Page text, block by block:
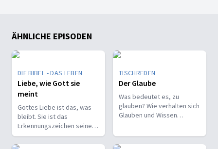
ÄHNLICHE EPISODEN
DIE BIBEL - DAS LEBEN
Liebe, wie Gott sie
meint
Gottes Liebe ist das, was
bleibt. Sie ist das
Erkennungszeichen seiner
Kinder und trägt, wenn alles
andere vergeht.
TISCHREDEN
Der Glaube
Was bedeutet es, zu
glauben? Wie verhalten sich
Glauben und Wissen
Entscheidung?